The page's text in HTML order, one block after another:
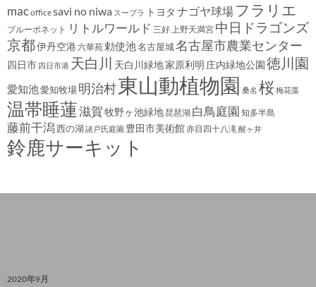
macofficesavi no niwa スープラ トヨタ ナゴヤ球場 フラリエ
ブルーボネット リトルワールド 三好上野天満宮 中日ドラゴンズ
京都伊丹空港 六華苑勅使池名古屋城名古屋市農業センター
四日市 四日市港 天白川 天白川緑地家原利明 庄内緑地公園徳川園
愛知池愛知牧場明治村東山動植物園 桑名 桜梅花藻
温帯睡蓮滋賀牧野ヶ池緑地 琵琶湖 白鳥庭園 知多半島
藤前干潟西の湖 諸戸氏庭園 豊田市美術館赤目四十八滝醒ヶ井
鈴鹿サーキット
2020年9月